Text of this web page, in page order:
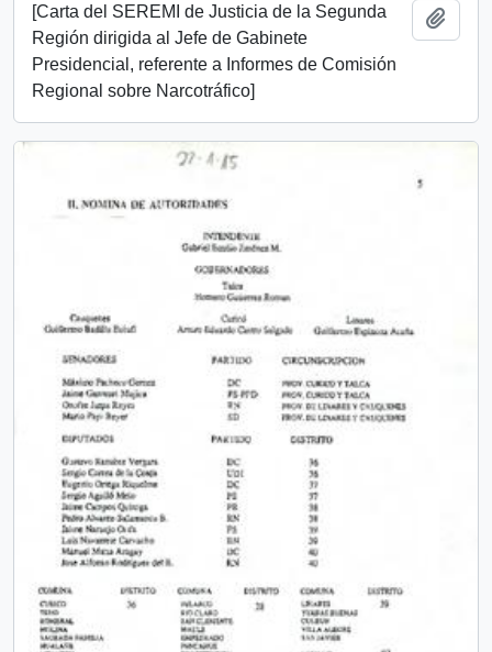
[Carta del SEREMI de Justicia de la Segunda
Región dirigida al Jefe de Gabinete
Presidencial, referente a Informes de Comisión
Regional sobre Narcotráfico]